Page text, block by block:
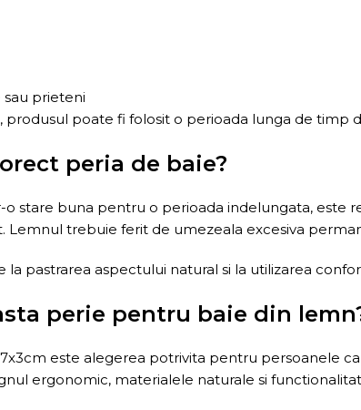
prieteni
produsul poate fi folosit o perioada lunga de timp
peria de baie?
stare buna pentru o perioada indelungata, este
Lemnul trebuie ferit de umezeala excesiva
pastrarea aspectului natural si la utilizarea
perie pentru baie din
este alegerea potrivita pentru persoanele
ergonomic, materialele naturale si